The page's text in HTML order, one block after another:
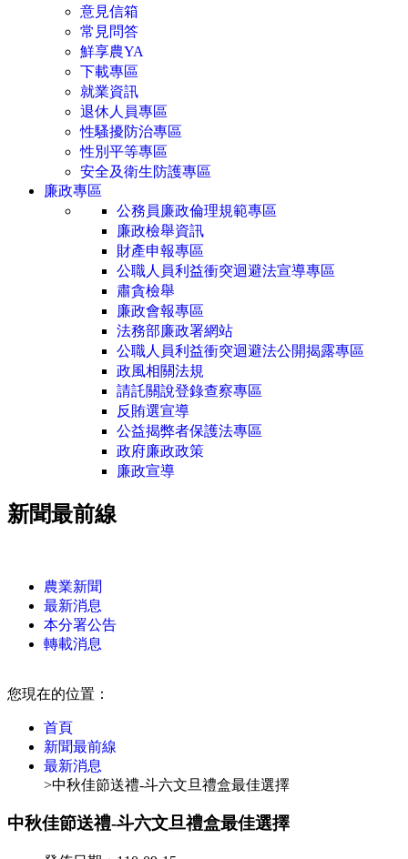
意見信箱
常見問答
鮮享農YA
下載專區
就業資訊
退休人員專區
性騷擾防治專區
性別平等專區
安全及衛生防護專區
廉政專區
公務員廉政倫理規範專區
廉政檢舉資訊
財產申報專區
公職人員利益衝突迴避法宣導專區
肅貪檢舉
廉政會報專區
法務部廉政署網站
公職人員利益衝突迴避法公開揭露專區
政風相關法規
請託關說登錄查察專區
反賄選宣導
公益揭弊者保護法專區
政府廉政政策
廉政宣導
新聞最前線
農業新聞
最新消息
本分署公告
轉載消息
您現在的位置：
首頁
新聞最前線
最新消息
>中秋佳節送禮-斗六文旦禮盒最佳選擇
中秋佳節送禮-斗六文旦禮盒最佳選擇